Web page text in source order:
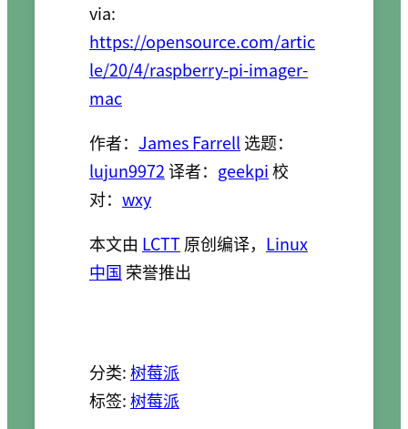
via:
https://opensource.com/artic
le/20/4/raspberry-pi-imager-
mac
作者： James Farrell 选题：
lujun9972译者： geekpi校
对： wxy
本文由 LCTT原创编译， Linux
中国 荣誉推出
分类:树莓派
标签:树莓派